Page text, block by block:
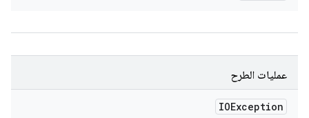
عمليات الطرح
IOException